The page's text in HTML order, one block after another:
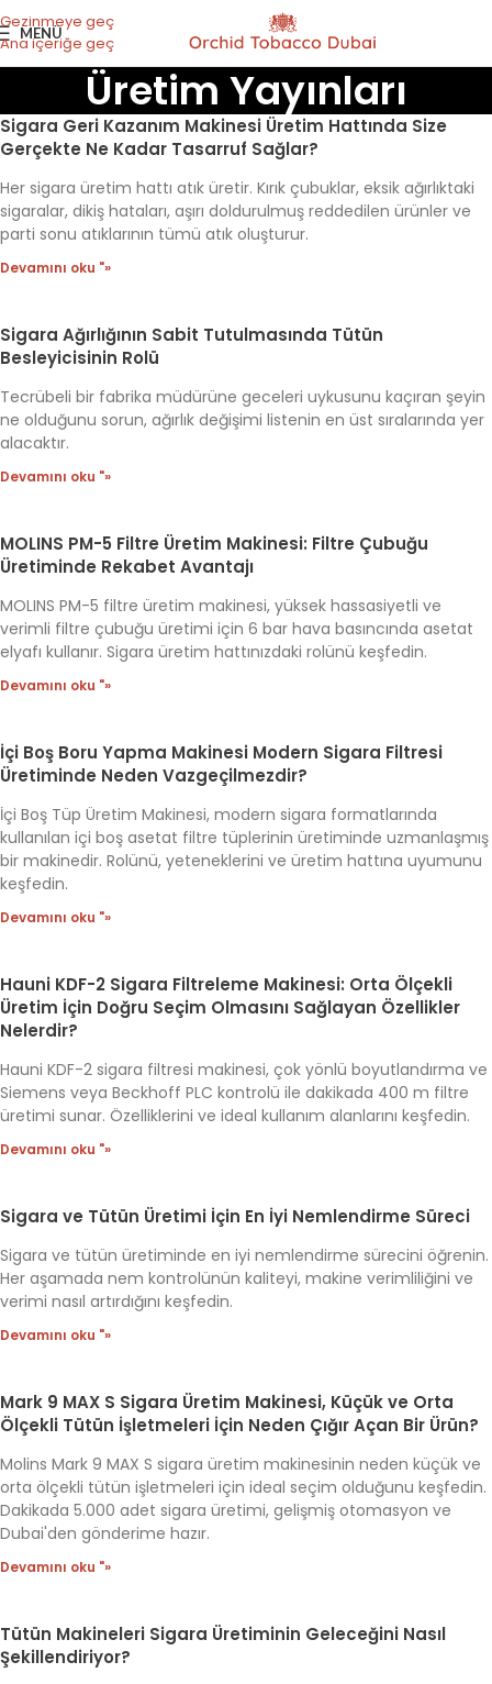
Gezinmeye geç
Ana içeriğe geç
MENÜ
Üretim Yayınları
Sigara Geri Kazanım Makinesi Üretim Hattında Size
Gerçekte Ne Kadar Tasarruf Sağlar?
Her sigara üretim hattı atık üretir. Kırık çubuklar, eksik ağırlıktaki
sigaralar, dikiş hataları, aşırı doldurulmuş reddedilen ürünler ve
parti sonu atıklarının tümü atık oluşturur.
Devamını oku "»
Sigara Ağırlığının Sabit Tutulmasında Tütün
Besleyicisinin Rolü
Tecrübeli bir fabrika müdürüne geceleri uykusunu kaçıran şeyin
ne olduğunu sorun, ağırlık değişimi listenin en üst sıralarında yer
alacaktır.
Devamını oku "»
MOLINS PM-5 Filtre Üretim Makinesi: Filtre Çubuğu
Üretiminde Rekabet Avantajı
MOLINS PM-5 filtre üretim makinesi, yüksek hassasiyetli ve
verimli filtre çubuğu üretimi için 6 bar hava basıncında asetat
elyafı kullanır. Sigara üretim hattınızdaki rolünü keşfedin.
Devamını oku "»
İçi Boş Boru Yapma Makinesi Modern Sigara Filtresi
Üretiminde Neden Vazgeçilmezdir?
İçi Boş Tüp Üretim Makinesi, modern sigara formatlarında
kullanılan içi boş asetat filtre tüplerinin üretiminde uzmanlaşmış
bir makinedir. Rolünü, yeteneklerini ve üretim hattına uyumunu
keşfedin.
Devamını oku "»
Hauni KDF-2 Sigara Filtreleme Makinesi: Orta Ölçekli
Üretim İçin Doğru Seçim Olmasını Sağlayan Özellikler
Nelerdir?
Hauni KDF-2 sigara filtresi makinesi, çok yönlü boyutlandırma ve
Siemens veya Beckhoff PLC kontrolü ile dakikada 400 m filtre
üretimi sunar. Özelliklerini ve ideal kullanım alanlarını keşfedin.
Devamını oku "»
Sigara ve Tütün Üretimi İçin En İyi Nemlendirme Süreci
Sigara ve tütün üretiminde en iyi nemlendirme sürecini öğrenin.
Her aşamada nem kontrolünün kaliteyi, makine verimliliğini ve
verimi nasıl artırdığını keşfedin.
Devamını oku "»
Mark 9 MAX S Sigara Üretim Makinesi, Küçük ve Orta
Ölçekli Tütün İşletmeleri İçin Neden Çığır Açan Bir Ürün?
Molins Mark 9 MAX S sigara üretim makinesinin neden küçük ve
orta ölçekli tütün işletmeleri için ideal seçim olduğunu keşfedin.
Dakikada 5.000 adet sigara üretimi, gelişmiş otomasyon ve
Dubai'den gönderime hazır.
Devamını oku "»
Tütün Makineleri Sigara Üretiminin Geleceğini Nasıl
Şekillendiriyor?